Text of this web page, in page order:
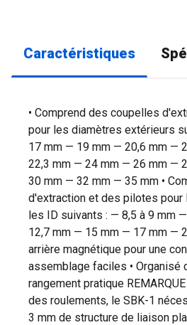
Caractéristiques
• Comprend des coupelles
pour les diamètres extérieurs
17 mm — 19 mm — 20,6 mm —
22,3 mm — 24 mm — 26 mm —
30 mm — 32 mm — 35 mm •
d'extraction et des pilotes pour
les ID suivants : — 8,5 à 9 mm
12,7 mm — 15 mm — 17 mm —
arrière magnétique pour une
assemblage faciles • Organisé
rangement pratique
des roulements, le SBK-1
3 mm de structure de liaison